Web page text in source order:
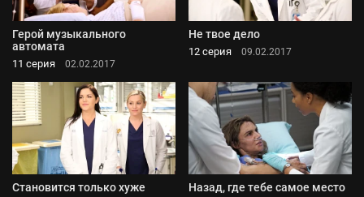
Герой музыкального
автомата
11 серия 02.02.2017
Не твое дело
12 серия 09.02.2017
Становится только хуже Назад, где тебе самое место